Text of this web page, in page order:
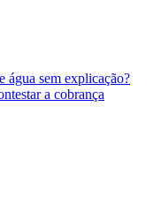
água sem explicação?
a cobrança